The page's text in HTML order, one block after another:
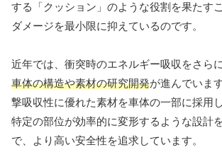
する「クッション」のような役割を果たす
ダメージを最小限に抑えているのです。
近年では、衝突時のエネルギー吸収をさら
車体の構造や素材の研究開発が進んでいま
撃吸収性に優れた素材を車体の一部に採用
特定の部位が効率的に変形するような設計
で、より高い安全性を追求しています。